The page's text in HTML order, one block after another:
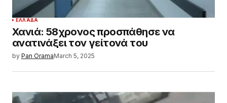
ΕΛΛΆΔΑ
Χανιά: 58χρονος προσπάθησε να
ανατινάξει τον γείτονά του
by Pan OramaMarch 5, 2025